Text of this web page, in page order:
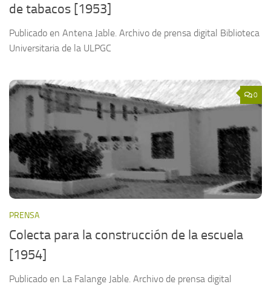
de tabacos [1953]
Publicado en Antena Jable. Archivo de prensa digital Biblioteca
Universitaria de la ULPGC
0
PRENSA
Colecta para la construcción de la escuela
[1954]
Publicado en La Falange Jable. Archivo de prensa digital